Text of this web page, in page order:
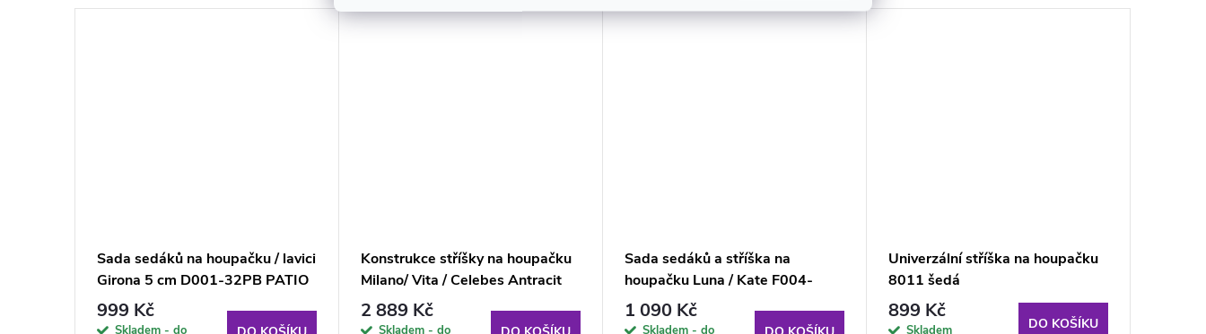
Sada sedáků na houpačku / lavici
Girona 5 cm D001-32PB PATIO
999 Kč
Skladem - do
Konstrukce stříšky na houpačku
Milano/ Vita / Celebes Antracit
PATIO
2 889 Kč
Skladem - do
Sada sedáků a stříška na
houpačku Luna / Kate F004-
01LB PATIO
1 090 Kč
Skladem - do
Univerzální stříška na houpačku
8011 šedá
899 Kč
Skladem DO KOŠÍKU